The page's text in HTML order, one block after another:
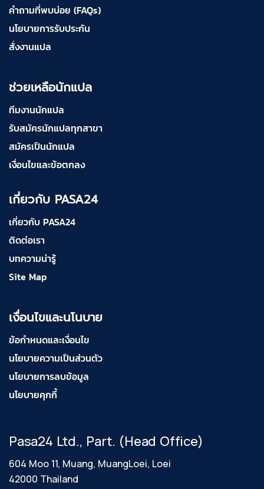
คำถามที่พบบ่อย (FAQs)
นโยบายการรับประกัน
สั่งงานแปล
ช่วยเหลือนักแปล
ทีมงานนักแปล
รับสมัครนักแปลทุกสาขา
สมัครเป็นนักแปล
เงื่อนไขและข้อตกลง
เกี่ยวกับ PASA24
เกี่ยวกับ PASA24
ติดต่อเรา
บทความน่ารู้
Site Map
เงื่อนไขและนโนบาย
ข้อกำหนดและเงื่อนไข
นโยบายความเป็นส่วนตัว
นโยบายการลบข้อมูล
นโยบายคุกกี้
Pasa24 Ltd., Part. (Head Office)
604 Moo 11, Muang, MuangLoei, Loei
42000 Thailand